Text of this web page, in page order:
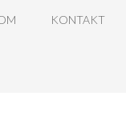
KONTAKT